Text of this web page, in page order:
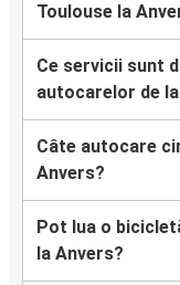
Toulouse la
Ce servicii sunt
autocarelor de
Câte autocare
Anvers?
Pot lua o
la Anvers?